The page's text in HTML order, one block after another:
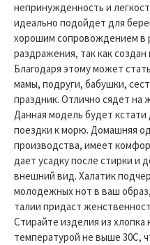
непринужденность и
идеально подойдет для
хорошим сопровождением в
раздражения, так как создан
Благодаря этому может
мамы, подруги, бабушки,
праздник. Отлично сядет
Данная модель будет
поездки к морю. Домашняя
производства, имеет
дает усадку после стирки и
внешний вид. Халатик
молодежных нот в ваш
талии придаст
Стирайте изделия из
температурой не выше 30С,